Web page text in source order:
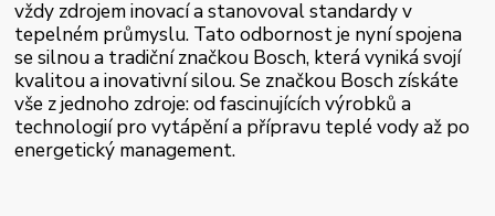
vždy zdrojem inovací a stanovoval standardy v
tepelném průmyslu. Tato odbornost je nyní spojena
se silnou a tradiční značkou Bosch, která vyniká svojí
kvalitou a inovativní silou. Se značkou Bosch získáte
vše z jednoho zdroje: od fascinujících výrobků a
technologií pro vytápění a přípravu teplé vody až po
energetický management.